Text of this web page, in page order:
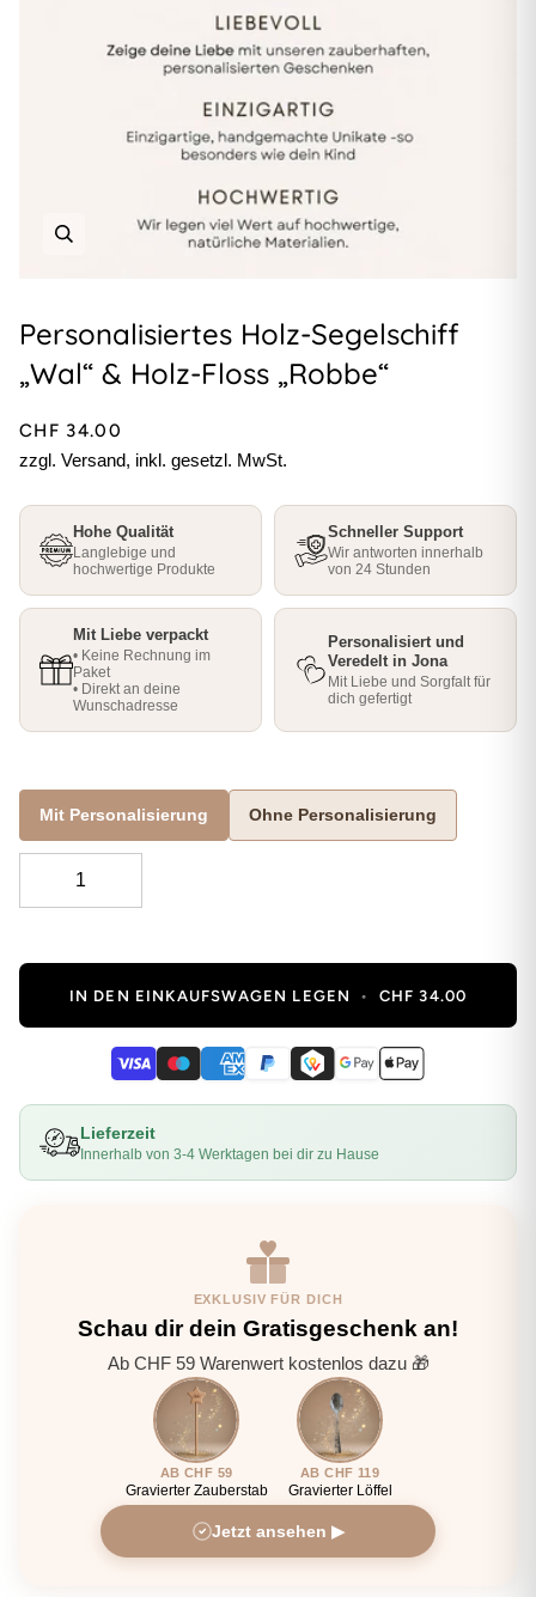
Personalisiertes Holz-Segelschiff
„Wal“ & Holz-Floss „Robbe“
CHF 34.00
zzgl. Versand, inkl. gesetzl. MwSt.
Hohe Qualität
Langlebige und
hochwertige Produkte
Schneller Support
Wir antworten innerhalb
von 24 Stunden
Mit Liebe verpackt
• Keine Rechnung im
Paket
• Direkt an deine
Wunschadresse
Personalisiert und
Veredelt in Jona
Mit Liebe und Sorgfalt für
dich gefertigt
Mit Personalisierung Ohne Personalisierung
IN DEN EINKAUFSWAGEN LEGEN • CHF 34.00
Lieferzeit
Innerhalb von 3-4 Werktagen bei dir zu Hause
EXKLUSIV FÜR DICH
Schau dir dein Gratisgeschenk an!
Ab CHF 59 Warenwert kostenlos dazu 🎁
AB CHF 59
Gravierter Zauberstab
AB CHF 119
Gravierter Löffel
Jetzt ansehen ▶